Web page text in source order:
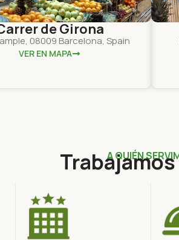
de Girona
08009 Barcelona, Spain
VER EN MAPA
A QUIÉN